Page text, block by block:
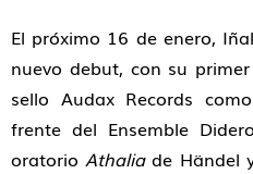
El próximo 16 de enero,
nuevo debut, con su
sello Audax Records
frente del Ensemble
oratorioAthaliade Händel